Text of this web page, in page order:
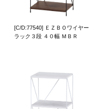
[C/D:77540] ＥＺＢＯワイヤー
ラック３段 ４０幅 ＭＢＲ